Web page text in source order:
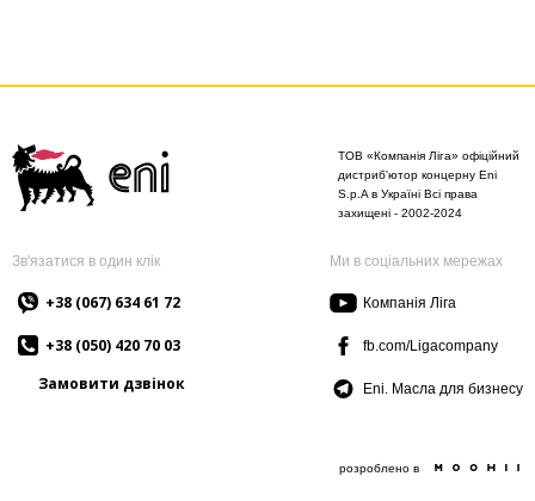
ТОВ «Компанія Ліга» офіційний
дистриб'ютор концерну Eni
S.p.A в Україні Всі права
захищені - 2002-2024
Зв'язатися в один клік
+38 (067) 634 61 72
+38 (050) 420 70 03
Замовити дзвінок
Ми в соціальних мережах
Компанія Ліга
fb.com/Ligacompany
Eni. Масла для бизнесу
розроблено в